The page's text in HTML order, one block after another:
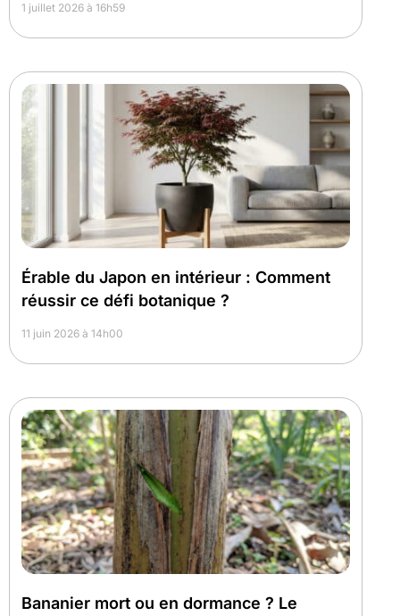
1 juillet 2026 à 16h59
Érable du Japon en intérieur : Comment
réussir ce défi botanique ?
11 juin 2026 à 14h00
Bananier mort ou en dormance ? Le